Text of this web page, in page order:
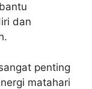
dan
penting
matahari